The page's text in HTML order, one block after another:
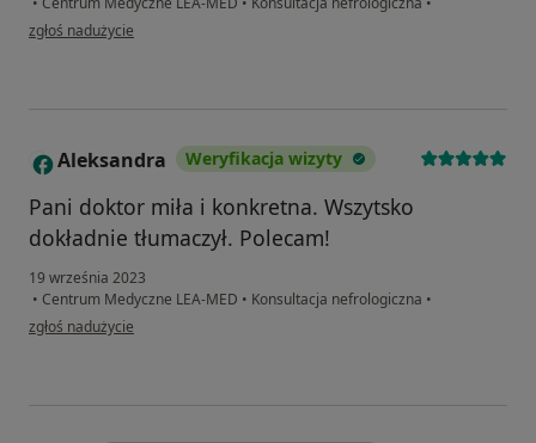
w opinii użytkownika Jadwiga
zgłoś nadużycie
A Aleksandra Weryfikacja wizyty
Pani doktor miła i konkretna. Wszytsko
dokładnie tłumaczył. Polecam!
19 września 2023
• Centrum Medyczne LEA-MED • Konsultacja nefrologiczna •
w opinii użytkownika Aleksandra
zgłoś nadużycie